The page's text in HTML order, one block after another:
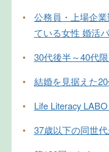
•
公務員・上場企
ている女性 婚活
•
30代後半～40代
•
結婚を見据えた
•
Life Literacy
•
37歳以下の同世